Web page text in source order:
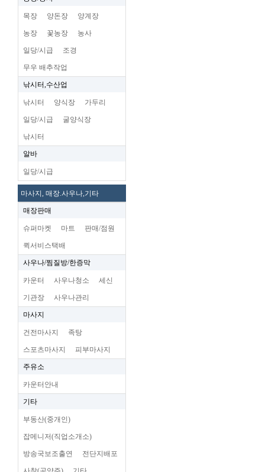
목장 양돈장 양계장
농장 꽃농장 농사
일당/시급 조경
무우 배추작업
낚시터,수산업
낚시터 양식장 가두리
일당/시급 굴양식장
낚시터
알바
일당/시급
마사지, 매장.사우나,기타
매장판매
슈퍼마켓 마트 판매/점원
퀵서비스택배
사우나/찜질방/한증막
카운터 사우나청소 세신
기관장 사우나관리
마사지
건전마사지 족탕
스포츠마사지 피부마사지
주유소
카운터안내
기타
부동산(중개인)
잡메니저(직업소개소)
방송국보조출연 전단지배포